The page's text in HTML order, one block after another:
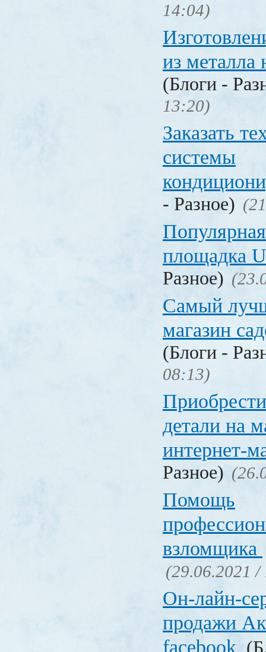
14:04)
из
(Блоги -
13:20)
Заказать
системы
- Разное)
площадка
Разное)
Самый
магазин
(Блоги -
08:13)
детали на
интернет-
Разное)
Помощь
взломщика
(29.06.2021 /
Он-лайн-
продажи
facebook